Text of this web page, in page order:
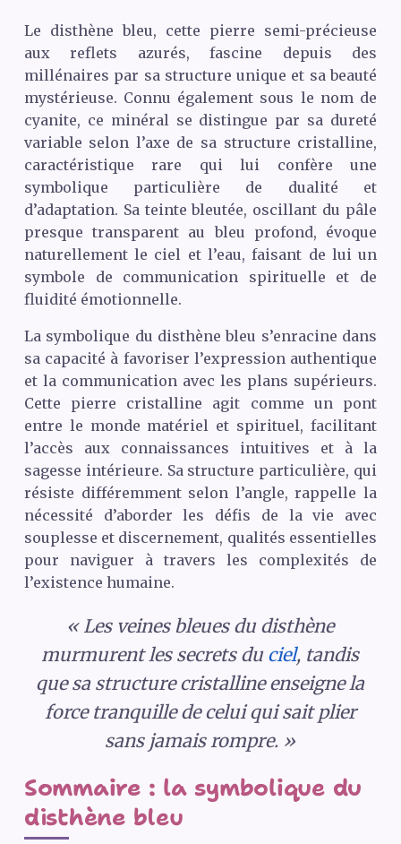
Le disthène bleu, cette pierre semi-précieuse
aux reflets azurés, fascine depuis des
millénaires par sa structure unique et sa beauté
mystérieuse. Connu également sous le nom de
cyanite, ce minéral se distingue par sa dureté
variable selon l’axe de sa structure cristalline,
caractéristique rare qui lui confère une
symbolique particulière de dualité et
d’adaptation. Sa teinte bleutée, oscillant du pâle
presque transparent au bleu profond, évoque
naturellement le ciel et l’eau, faisant de lui un
symbole de communication spirituelle et de
fluidité émotionnelle.
La symbolique du disthène bleu s’enracine dans
sa capacité à favoriser l’expression authentique
et la communication avec les plans supérieurs.
Cette pierre cristalline agit comme un pont
entre le monde matériel et spirituel, facilitant
l’accès aux connaissances intuitives et à la
sagesse intérieure. Sa structure particulière, qui
résiste différemment selon l’angle, rappelle la
nécessité d’aborder les défis de la vie avec
souplesse et discernement, qualités essentielles
pour naviguer à travers les complexités de
l’existence humaine.
« Les veines bleues du disthène
murmurent les secrets du ciel, tandis
que sa structure cristalline enseigne la
force tranquille de celui qui sait plier
sans jamais rompre. »
Sommaire : la symbolique du
disthène bleu